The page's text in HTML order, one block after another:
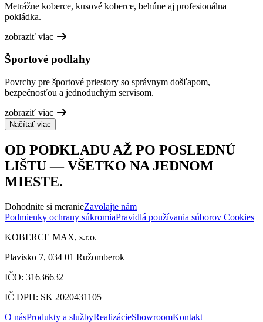
Metrážne koberce, kusové koberce, behúne aj profesionálna
pokládka.
zobraziť viac
Športové podlahy
Povrchy pre športové priestory so správnym došľapom,
bezpečnosťou a jednoduchým servisom.
zobraziť viac
Načítať viac
OD PODKLADU AŽ PO POSLEDNÚ
LIŠTU — VŠETKO NA JEDNOM
MIESTE.
Dohodnite si meranieZavolajte nám
Podmienky ochrany súkromiaPravidlá používania súborov Cookies
KOBERCE MAX, s.r.o.
Plavisko 7, 034 01 Ružomberok
IČO: 31636632
IČ DPH: SK 2020431105
O násProdukty a službyRealizácieShowroomKontakt